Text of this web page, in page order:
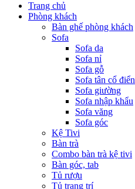
Trang chủ
Phòng khách
Bàn ghế phòng khách
Sofa
Sofa da
Sofa nỉ
Sofa gỗ
Sofa tân cổ điển
Sofa giường
Sofa nhập khẩu
Sofa văng
Sofa góc
Kệ Tivi
Bàn trà
Combo bàn trà kệ tivi
Bàn góc, tab
Tủ rượu
Tủ trang trí